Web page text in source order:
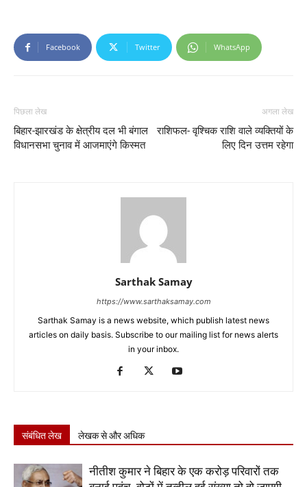
Facebook Twitter WhatsApp
पिछला लेख
बिहार-झारखंड के क्षेत्रीय दल भी बंगाल
विधानसभा चुनाव में आजमाएंगे किस्मत
अगला लेख
राशिफल- वृश्चिक राशि वाले व्यक्तियों के
लिए दिन उत्तम रहेगा
Sarthak Samay
https://www.sarthaksamay.com
Sarthak Samay is a news website, which publish latest news
articles on daily basis. Subscribe to our mailing list for news alerts
in your inbox.
संबंधित लेख लेखक से और अधिक
नीतीश कुमार ने बिहार के एक करोड़ परिवारों तक